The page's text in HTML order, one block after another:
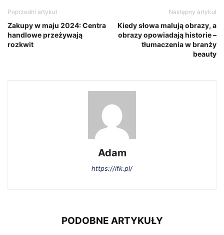
Poprzedni artykuł
Zakupy w maju 2024: Centra
handlowe przeżywają
rozkwit
Następny artykuł
Kiedy słowa malują obrazy, a
obrazy opowiadają historie –
tłumaczenia w branży
beauty
Adam
https://ifk.pl/
PODOBNE ARTYKUŁY